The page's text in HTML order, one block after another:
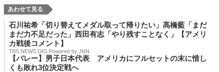
石川祐希「切り替えてメダル取って帰りたい」髙橋藍「まだ
まだ力不足だった」西田有志「やり残すことなく」【アメリ
カ戦後コメント】
TBS NEWS DIG Powered by JNN
【バレー】男子日本代表 アメリカにフルセットの末に惜し
くも敗れ3位決定戦へ